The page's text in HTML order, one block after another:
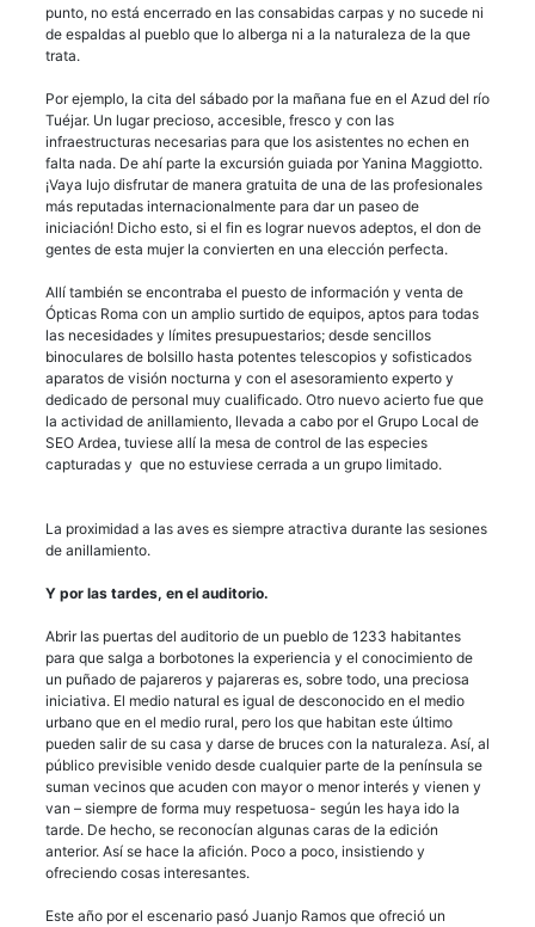
punto, no está encerrado en las consabidas carpas y no sucede ni
de espaldas al pueblo que lo alberga ni a la naturaleza de la que
trata.
Por ejemplo, la cita del sábado por la mañana fue en el Azud del río
Tuéjar. Un lugar precioso, accesible, fresco y con las
infraestructuras necesarias para que los asistentes no echen en
falta nada. De ahí parte la excursión guiada por Yanina Maggiotto.
¡Vaya lujo disfrutar de manera gratuita de una de las profesionales
más reputadas internacionalmente para dar un paseo de
iniciación! Dicho esto, si el fin es lograr nuevos adeptos, el don de
gentes de esta mujer la convierten en una elección perfecta.
Allí también se encontraba el puesto de información y venta de
Ópticas Roma con un amplio surtido de equipos, aptos para todas
las necesidades y límites presupuestarios; desde sencillos
binoculares de bolsillo hasta potentes telescopios y sofisticados
aparatos de visión nocturna y con el asesoramiento experto y
dedicado de personal muy cualificado. Otro nuevo acierto fue que
la actividad de anillamiento, llevada a cabo por el Grupo Local de
SEO Ardea, tuviese allí la mesa de control de las especies
capturadas y que no estuviese cerrada a un grupo limitado.
La proximidad a las aves es siempre atractiva durante las sesiones
de anillamiento.
Y por las tardes, en el auditorio.
Abrir las puertas del auditorio de un pueblo de 1233 habitantes
para que salga a borbotones la experiencia y el conocimiento de
un puñado de pajareros y pajareras es, sobre todo, una preciosa
iniciativa. El medio natural es igual de desconocido en el medio
urbano que en el medio rural, pero los que habitan este último
pueden salir de su casa y darse de bruces con la naturaleza. Así, al
público previsible venido desde cualquier parte de la península se
suman vecinos que acuden con mayor o menor interés y vienen y
van – siempre de forma muy respetuosa- según les haya ido la
tarde. De hecho, se reconocían algunas caras de la edición
anterior. Así se hace la afición. Poco a poco, insistiendo y
ofreciendo cosas interesantes.
Este año por el escenario pasó Juanjo Ramos que ofreció un